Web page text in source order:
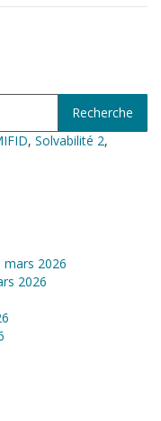
, Solvabilité 2,
2026
2026